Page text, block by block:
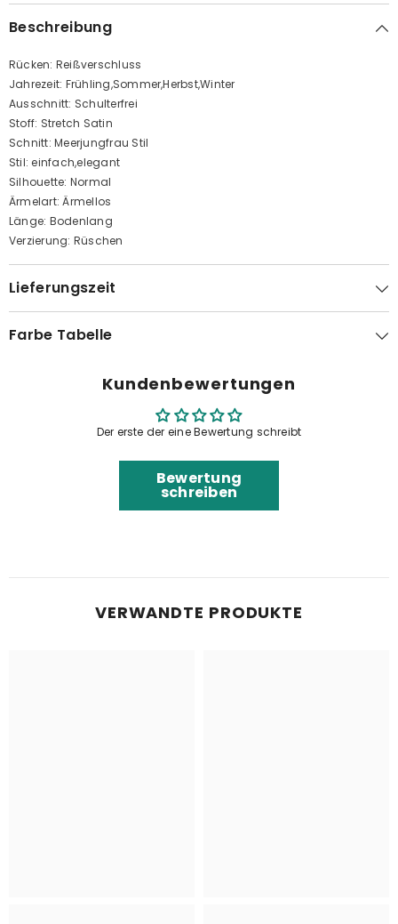
Beschreibung
Rücken: Reißverschluss
Jahrezeit: Frühling,Sommer,Herbst,Winter
Ausschnitt: Schulterfrei
Stoff: Stretch Satin
Schnitt: Meerjungfrau Stil
Stil: einfach,elegant
Silhouette: Normal
Ärmelart: Ärmellos
Länge: Bodenlang
Verzierung: Rüschen
Lieferungszeit
Farbe Tabelle
Kundenbewertungen
Der erste der eine Bewertung schreibt
Bewertung
schreiben
VERWANDTE PRODUKTE